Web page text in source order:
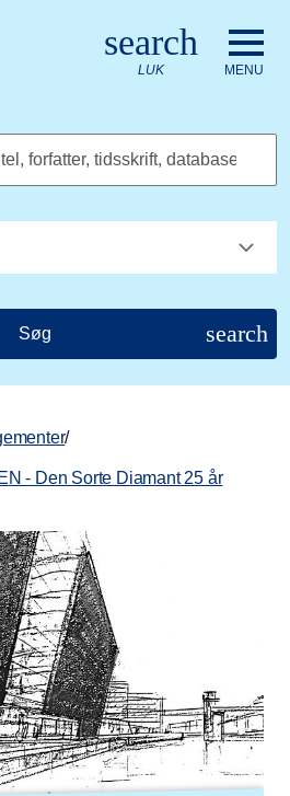
logo. Gå til Det Kongelige
search
LUK MENU
tidsskrift, database
Søg search
/
- Den Sorte Diamant 25 år